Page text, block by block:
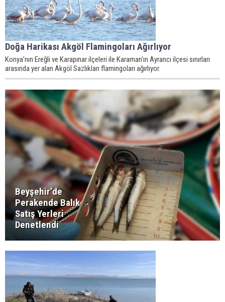
Doğa Harikası Akgöl Flamingoları Ağırlıyor
Konya’nın Ereğli ve Karapınar ilçeleri ile Karaman'ın Ayrancı ilçesi sınırları
arasında yer alan Akgöl Sazlıkları flamingoları ağırlıyor.
Beyşehir’de
Perakende Balık
Satış Yerleri
Denetlendi